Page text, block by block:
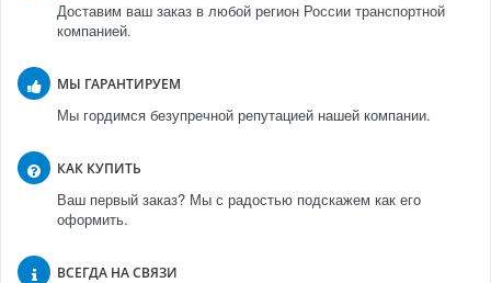
Доставим ваш заказ в любой регион России транспортной
компанией.
МЫ ГАРАНТИРУЕМ
Мы гордимся безупречной репутацией нашей компании.
КАК КУПИТЬ
Ваш первый заказ? Мы с радостью подскажем как его
оформить.
ВСЕГДА НА СВЯЗИ